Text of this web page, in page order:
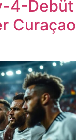
4-Debüt
Curaçao